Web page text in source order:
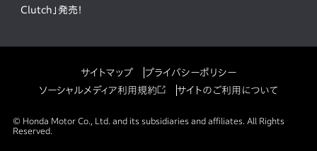
Clutch」発売！
サイトマップ
プライバシーポリシー
ソーシャルメディア利用規約
サイトのご利用について
© Honda Motor Co., Ltd. and its subsidiaries and affiliates. All Rights
Reserved.